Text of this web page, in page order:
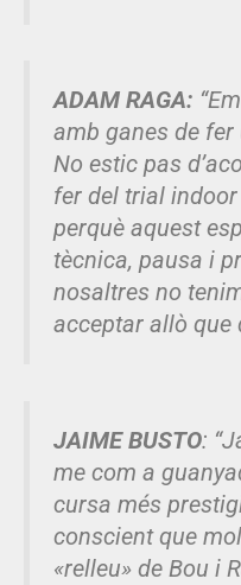
ADAM RAGA:
amb ganes de
No estic pas
fer del trial
perquè aquest
tècnica, pausa i
nosaltres no
acceptar allò que
JAIME BUSTO:
me com a
cursa més
conscient que
«relleu» de Bou i